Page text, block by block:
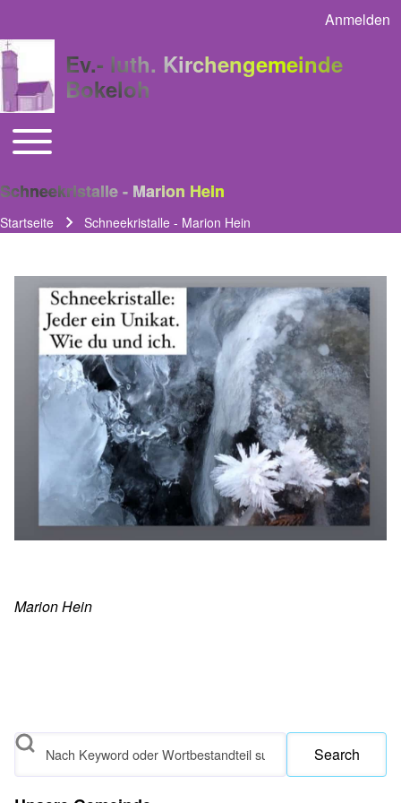
User
Anmelden
Ev.- luth. Kirchengemeinde
Bokeloh
Main navigation
Toggle main menu
Schneekristalle - Marion Hein
Pfadnavigation
Startseite Schneekristalle - Marion Hein
Marion Hein
Search